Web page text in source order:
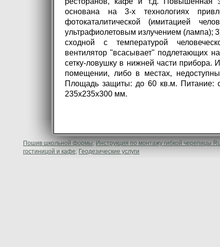
основана на 3-х технологиях
фотокаталитической (имитацией
ультрафиолетовым излучением (лампа);
сходной с температурой
вентилятор "всасывает" подлетающих
сетку-ловушку в нижней части прибора.
помещении, либо в местах,
Площадь защиты: до 60 кв.м. Питание:
235х235х300 мм.
Пошив школьной формы; Инструкция по монтажу гибкой черепицы
гостиницой и кафе; Геодезические услуги